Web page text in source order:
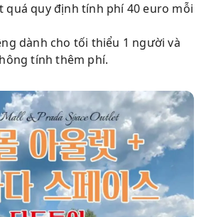
quy định tính phí 40 euro mỗi
dành cho tối thiểu 1 người và
tính thêm phí.